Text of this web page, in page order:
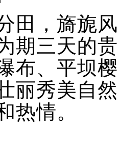
田，旖旎
期三天的
布、平坝
丽秀美自
热情。